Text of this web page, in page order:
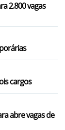
2.800 vagas
cargos
abre vagas de